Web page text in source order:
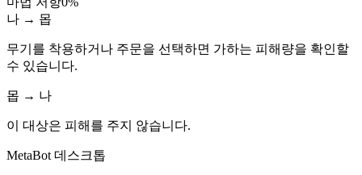
나 → 몹
무기를 착용하거나 주문을 선택하면 가하는 피해량을 확인할
수 있습니다.
몹 → 나
이 대상은 피해를 주지 않습니다.
MetaBot 데스크톱